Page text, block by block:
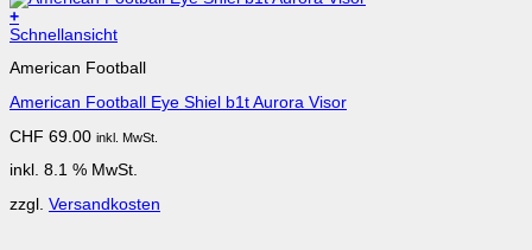
+
Schnellansicht
American Football
American Football Eye Shiel b1t Aurora Visor
CHF 69.00 inkl. MwSt.
inkl. 8.1 % MwSt.
zzgl. Versandkosten